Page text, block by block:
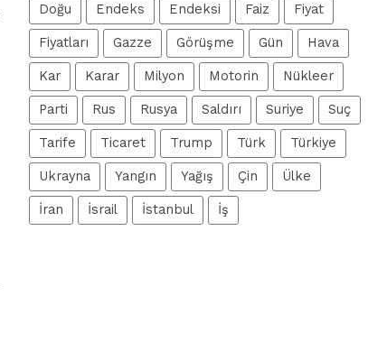
Doğu Endeks Endeksi Faiz Fiyat
Fiyatları Gazze Görüşme Gün Hava
Kar Karar Milyon Motorin Nükleer
Parti Rus Rusya Saldırı Suriye Suç
Tarife Ticaret Trump Türk Türkiye
Ukrayna Yangın Yağış Çin Ülke
İran İsrail İstanbul İş